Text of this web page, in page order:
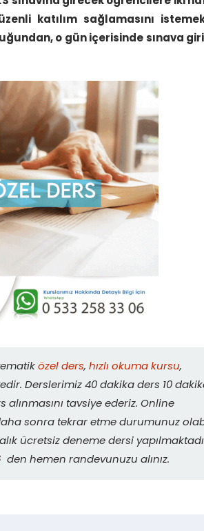
katılım sağlamasını
o gün içerisinde sınava
özel ders, hızlı okuma kursu,
Derslerimiz 40 dakika ders 10
tavsiye ederiz. Online
sonra tekrar etme durumunuz
ücretsiz deneme dersi
den hemen randevunuzu alınız.